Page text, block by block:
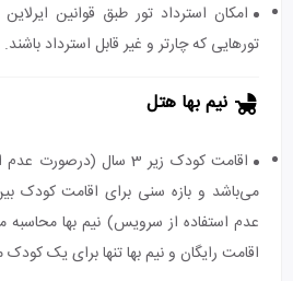
امکان استرداد تور طبق قوانین
تورهایی که چارتر و غیر قابل استرداد باشند.
نیم بها هتل
اقامت کودک زیر 3 سال
عدم استفاده از سرویس) نیم بها
اقامت رایگان و نیم بها تنها برای یک